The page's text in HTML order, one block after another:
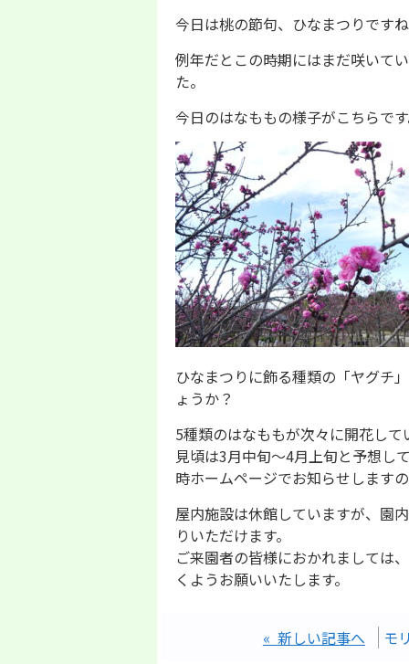
今日は桃の節句、ひなまつりです
例年だとこの時期にはまだ咲いて
た。
今日のはなももの様子がこちらで
ひなまつりに飾る種類の「ヤグチ
ょうか？
5種類のはなももが次々に開花して
見頃は3月中旬～4月上旬と予想し
時ホームページでお知らせします
屋内施設は休館していますが、園
りいただけます。
ご来園者の皆様におかれましては
くようお願いいたします。
« 新しい記事へ モ